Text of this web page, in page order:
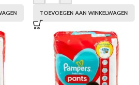
TOEVOEGEN AAN WINKELWAGEN